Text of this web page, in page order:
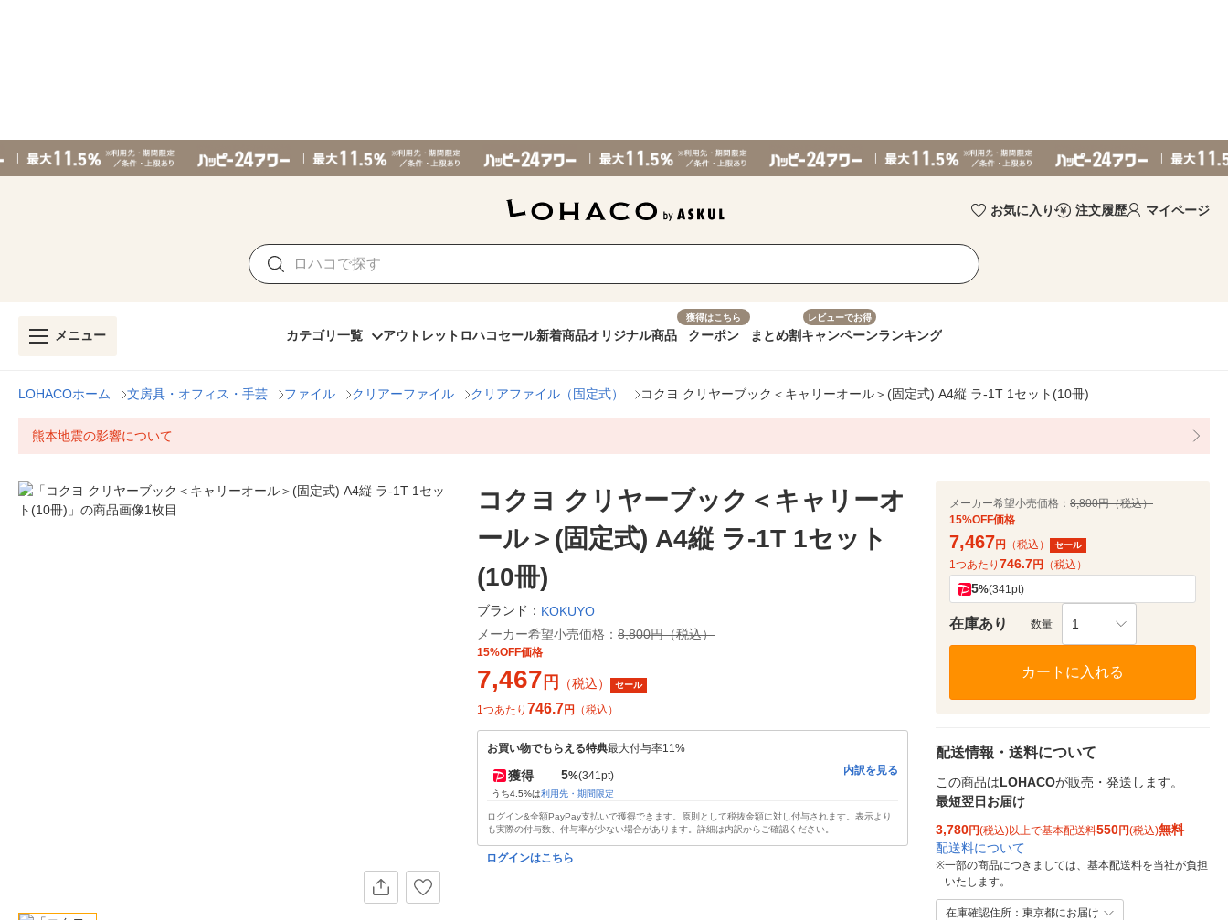
お気に入り 注文履歴 マイページ
メニュー カテゴリ一覧 アウトレット ロハコセール新着商品オリジナル商品
獲得はこちら
クーポン まとめ割
レビューでお得
キャンペーンランキング
LOHACOホーム 文房具・オフィス・手芸 ファイル クリアーファイル クリアファイル（固定式） コクヨ クリヤーブック＜キャリーオール＞(固定式) A4縦 ラ-1T 1セット(10冊)
熊本地震の影響について
コクヨ クリヤーブック＜キャリーオ
ール＞(固定式) A4縦 ラ-1T 1セット
(10冊)
ブランド： KOKUYO
メーカー希望小売価格： 8,800円（税込）
15%OFF価格
7,467 円 （税込） セール
1つあたり 746.7円 （税込）
お買い物でもらえる特典最大付与率11%
獲得 5%(341pt)
うち4.5%は利用先・期間限定
内訳を見る
ログイン&全額PayPay支払いで獲得できます。原則として税抜金額に対し付与されます。表示より
も実際の付与数、付与率が少ない場合があります。詳細は内訳からご確認ください。
ログインはこちら
メーカー希望小売価格： 8,800円（税込）
15%OFF価格
7,467円 （税込） セール
1つあたり 746.7円 （税込）
5%(341pt)
在庫あり 数量 1
カートに入れる
配送情報・送料について
この商品はLOHACOが販売・発送します。
最短翌日お届け
3,780円(税込)以上で基本配送料550円(税込)無料
配送料について
※一部の商品につきましては、基本配送料を当社が負担
いたします。
在庫確認住所：東京都にお届け